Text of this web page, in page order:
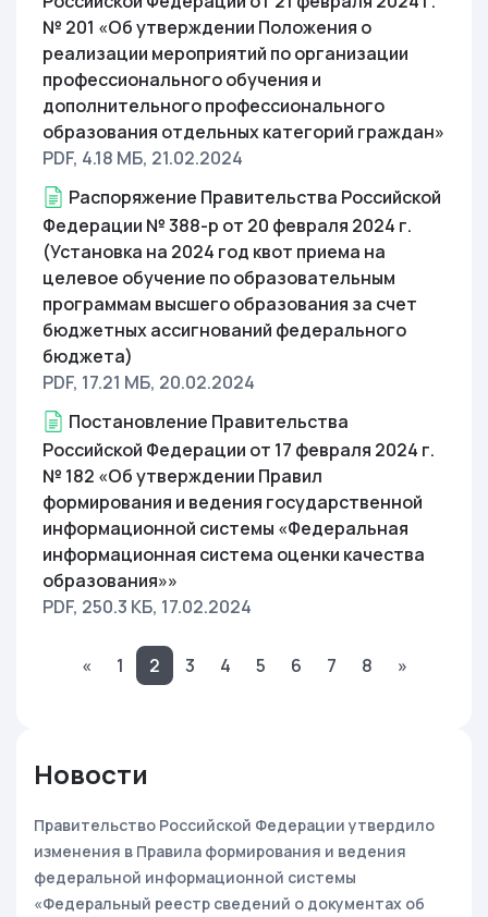
№ 201 «Об утверждении Положения о
реализации мероприятий по организации
профессионального обучения и
дополнительного профессионального
образования отдельных категорий граждан»
PDF, 4.18 МБ, 21.02.2024
Распоряжение Правительства Российской
Федерации № 388-р от 20 февраля 2024 г.
(Установка на 2024 год квот приема на
целевое обучение по образовательным
программам высшего образования за счет
бюджетных ассигнований федерального
бюджета)
PDF, 17.21 МБ, 20.02.2024
Постановление Правительства
Российской Федерации от 17 февраля 2024 г.
№ 182 «Об утверждении Правил
формирования и ведения государственной
информационной системы «Федеральная
информационная система оценки качества
образования»»
PDF, 250.3 КБ, 17.02.2024
« 1 2 3 4 5 6 7 8 »
Новости
Правительство Российской Федерации утвердило
изменения в Правила формирования и ведения
федеральной информационной системы
«Федеральный реестр сведений о документах об